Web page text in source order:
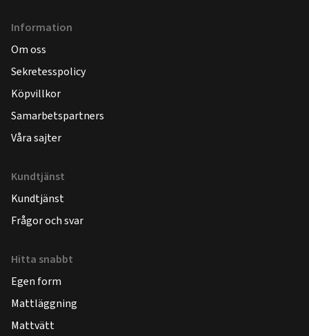
Information
Om oss
Sekretesspolicy
Köpvillkor
Samarbetspartners
Våra sajter
Kundtjänst
Kundtjänst
Frågor och svar
Hitta snabbt
Egen form
Mattläggning
Mattvätt